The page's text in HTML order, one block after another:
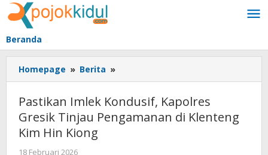
Lewati
ke
konten
Beranda
Homepage » Berita »
Imlek
Kapolres
Gresik
Pastikan Imlek Kondusif, Kapolres
Gresik Tinjau Pengamanan di Klenteng
Kim Hin Kiong
18 Februari 2026